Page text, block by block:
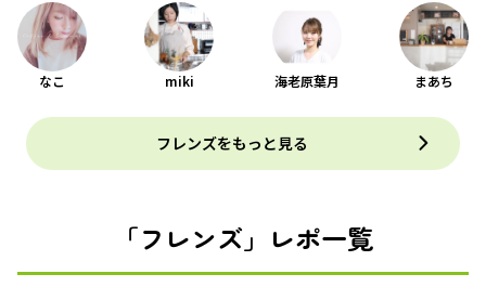
なこ miki 海老原葉月 まあち
フレンズをもっと見る
「フレンズ」レポ一覧